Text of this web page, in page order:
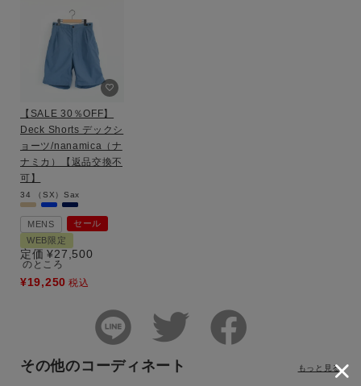
【SALE 30％OFF】
Deck Shorts デックシ
ョーツ/nanamica（ナ
ナミカ）【返品交換不
可】
34 （SX）Sax
MENS
セール
WEB限定
定価 ¥27,500
のところ
¥19,250 税込
その他のコーディネート もっと見る